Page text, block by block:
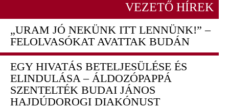
VEZETŐ HÍREK
„URAM JÓ NEKÜNK ITT LENNÜNK!” –
FELOLVASÓKAT AVATTAK BUDÁN
EGY HIVATÁS BETELJESÜLÉSE ÉS
ELINDULÁSA – ÁLDOZÓPAPPÁ
SZENTELTÉK BUDAI JÁNOS
HAJDÚDOROGI DIAKÓNUST